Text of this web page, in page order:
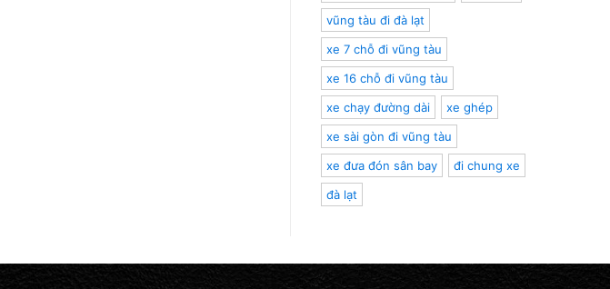
vũng tàu đi đà lạt
xe 7 chỗ đi vũng tàu
xe 16 chỗ đi vũng tàu
xe chạy đường dài
xe ghép
xe sài gòn đi vũng tàu
xe đưa đón sân bay
đi chung xe
đà lạt